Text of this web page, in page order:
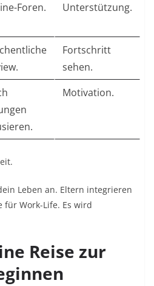
Foren.
Unterstützung.
Fortschritt
sehen.
Motivation.
Leben an. Eltern integrieren
Work-Life. Es wird
Reise zur